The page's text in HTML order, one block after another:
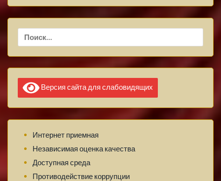
Найти:
Версия сайта для слабовидящих
Интернет приемная
Независимая оценка качества
Доступная среда
Противодействие коррупции